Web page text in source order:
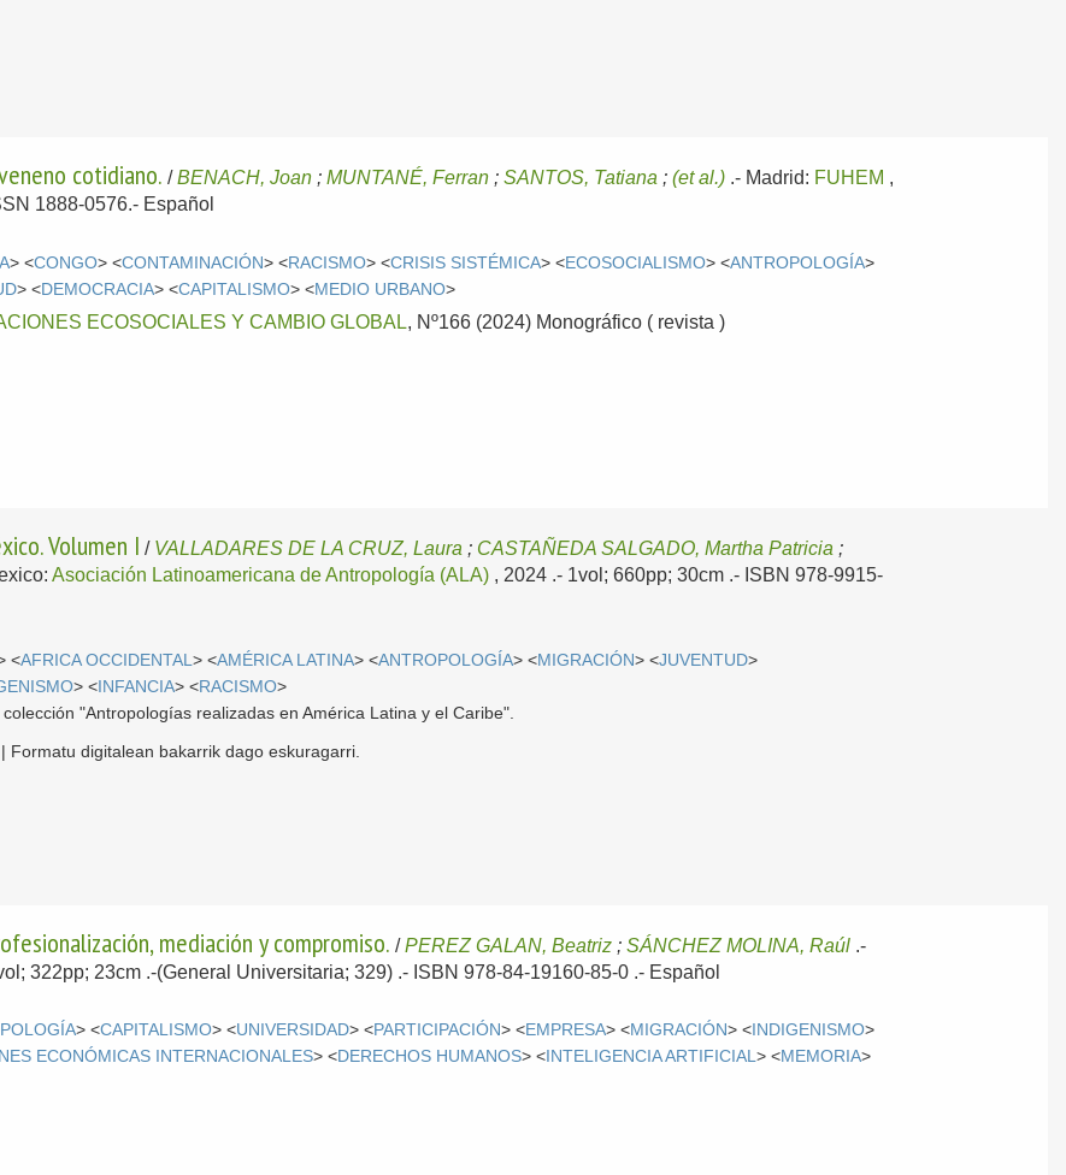
cotidiano. /BENACH, Joan ;MUNTANÉ, Ferran ;SANTOS, Tatiana ;(et al.) .- Madrid: FUHEM ,
1888-0576.- Español
> <CONGO> <CONTAMINACIÓN> <RACISMO> <CRISIS SISTÉMICA> <ECOSOCIALISMO> <ANTROPOLOGÍA>
> <DEMOCRACIA> <CAPITALISMO> <MEDIO URBANO>
ECOSOCIALES Y CAMBIO GLOBAL, Nº166 (2024) Monográfico ( revista )
Volumen I / VALLADARES DE LA CRUZ, Laura ; CASTAÑEDA SALGADO, Martha Patricia ;
Asociación Latinoamericana de Antropología (ALA) , 2024 .- 1vol; 660pp; 30cm .- ISBN 978-9915-
<AFRICA OCCIDENTAL> <AMÉRICA LATINA> <ANTROPOLOGÍA> <MIGRACIÓN> <JUVENTUD>
> < INFANCIA> <RACISMO>
"Antropologías realizadas en América Latina y el Caribe".
Formatu digitalean bakarrik dago eskuragarri.
mediación y compromiso. /PEREZ GALAN, Beatriz ;SÁNCHEZ MOLINA, Raúl .-
322pp; 23cm .-(General Universitaria; 329) .- ISBN 978-84-19160-85-0 .- Español
> <CAPITALISMO> <UNIVERSIDAD> <PARTICIPACIÓN> <EMPRESA> <MIGRACIÓN> < INDIGENISMO>
ECONÓMICAS INTERNACIONALES> <DERECHOS HUMANOS> < INTELIGENCIA ARTIFICIAL> <MEMORIA>